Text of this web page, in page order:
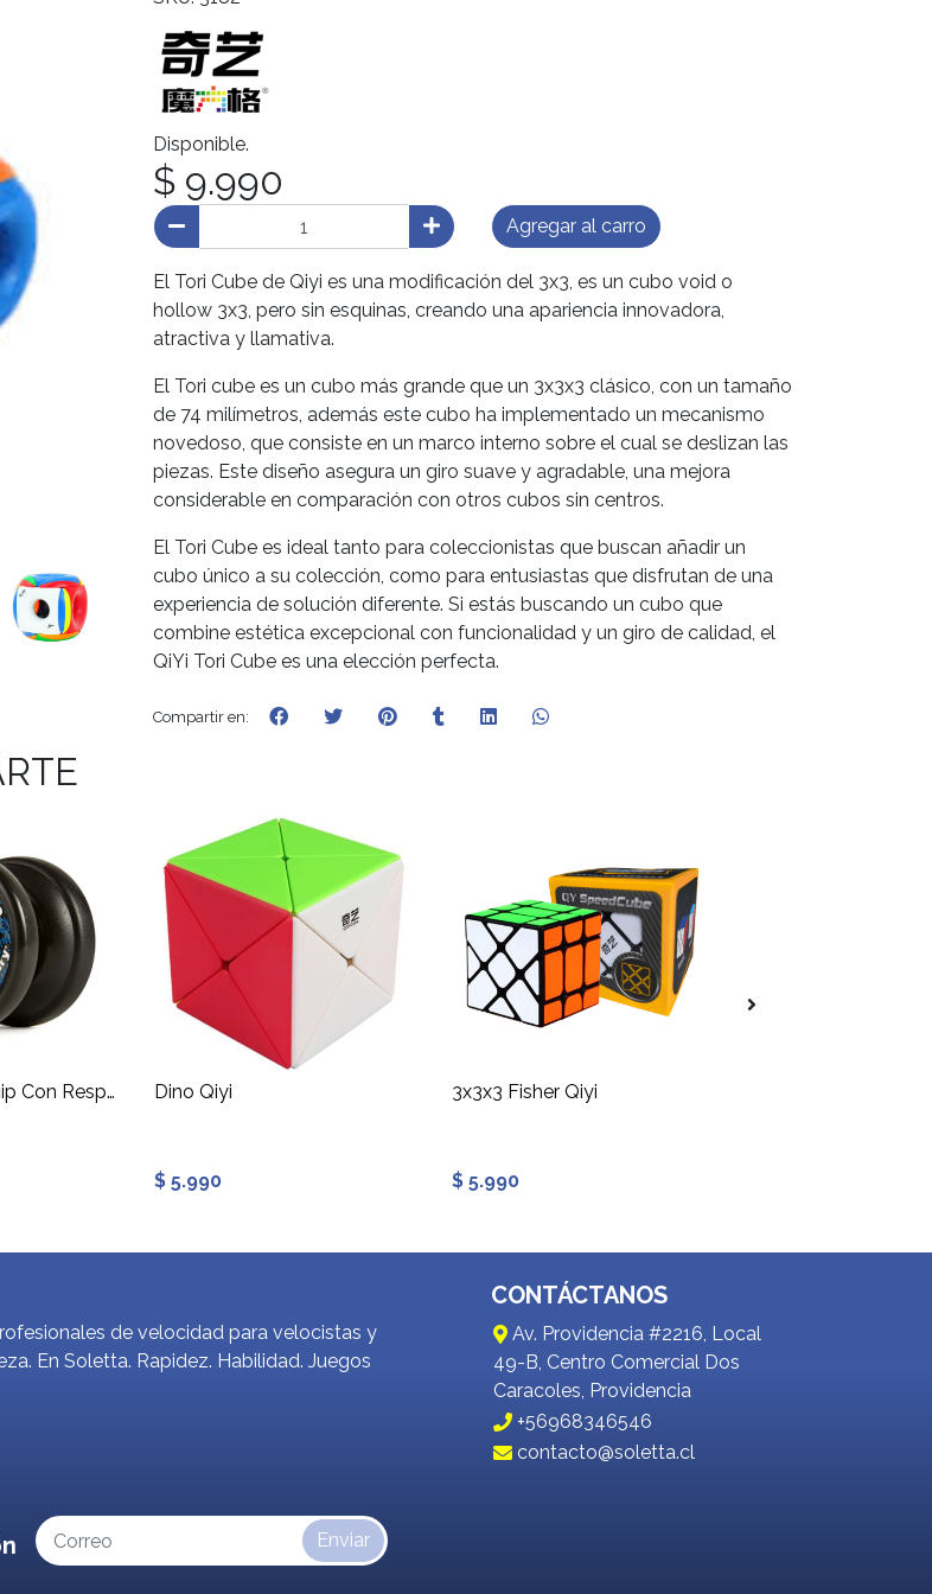
Disponible.
$ 9.990
Agregar al carro
El Tori Cube de Qiyi es una modificación del 3x3, es un cubo void o
hollow 3x3, pero sin esquinas, creando una apariencia innovadora,
atractiva y llamativa.
El Tori cube es un cubo más grande que un 3x3x3 clásico, con un tamaño
de 74 milímetros, además este cubo ha implementado un mecanismo
novedoso, que consiste en un marco interno sobre el cual se deslizan las
piezas. Este diseño asegura un giro suave y agradable, una mejora
considerable en comparación con otros cubos sin centros.
El Tori Cube es ideal tanto para coleccionistas que buscan añadir un
cubo único a su colección, como para entusiastas que disfrutan de una
experiencia de solución diferente. Si estás buscando un cubo que
combine estética excepcional con funcionalidad y un giro de calidad, el
QiYi Tori Cube es una elección perfecta.
Compartir en:
Yoyofactory Whip Con Respuesta Dino Qiyi
$ 5.990
3x3x3 Fisher Qiyi
$ 5.990
de velocidad para velocistas y
En Soletta. Rapidez. Habilidad. Juegos
CONTÁCTANOS
Av. Providencia #2216, Local
49-B, Centro Comercial Dos
Caracoles, Providencia
+56968346546
contacto@soletta.cl
Enviar